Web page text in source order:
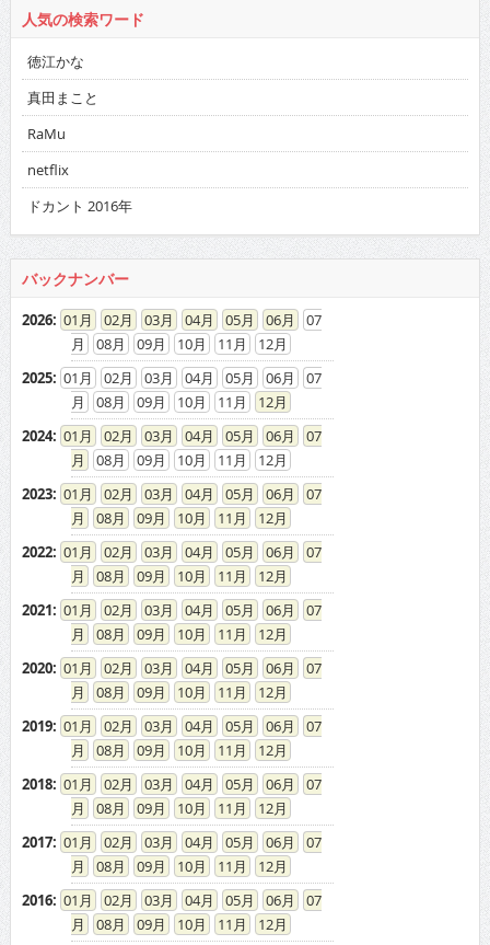
人気の検索ワード
徳江かな
真田まこと
RaMu
netflix
ドカント 2016年
バックナンバー
2026: 01 02 03 04 05 06
07
08
09 10 11
12
2025: 01 02 03 04 05 06
07
08
09 10 11
12
2024: 01 02 03 04 05 06
07
08
09 10 11
12
2023: 01 02 03 04 05 06
07
08
09 10 11
12
2022: 01 02 03 04 05 06
07
08
09 10 11
12
2021: 01 02 03 04 05 06
07
08
09 10 11
12
2020: 01 02 03 04 05 06
07
08
09 10 11
12
2019: 01 02 03 04 05 06
07
08
09 10 11
12
2018: 01 02 03 04 05 06
07
08
09 10 11
12
2017: 01 02 03 04 05 06
07
08
09 10 11
12
2016: 01 02 03 04 05 06
07
08
09 10 11
12